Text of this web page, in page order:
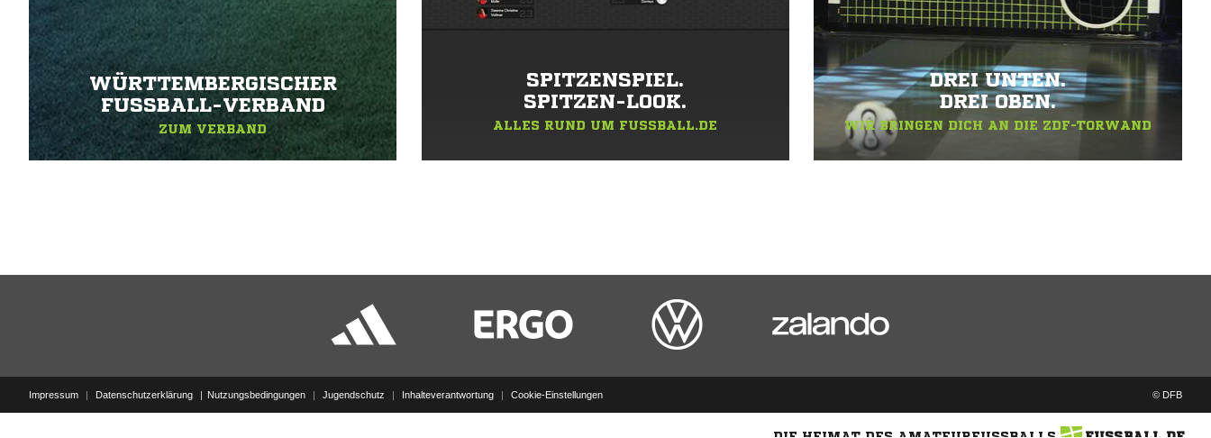
WÜRTTEMBERGISCHER
FUSSBALL-VERBAND
ZUM VERBAND
SPITZENSPIEL.
SPITZEN-LOOK.
ALLES RUND UM FUSSBALL.DE
DREI UNTEN.
DREI OBEN.
WIR BRINGEN DICH AN DIE ZDF-TORWAND
Impressum | Datenschutzerklärung Nutzungsbedingungen | Jugendschutz | Inhalteverantwortung | Cookie-Einstellungen © DFB